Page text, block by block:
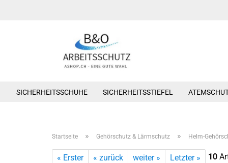
SICHERHEITSSCHUHE SICHERHEITSSTIEFEL
Startseite » Gehörschutz & Lärmschutz » Helm-
« Erster « zurück weiter » Letzter » 10